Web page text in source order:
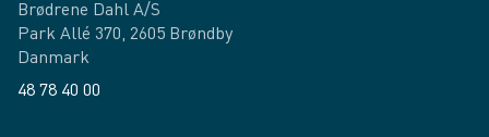
Brødrene Dahl A/S
Park Allé 370, 2605 Brøndby
Danmark
48 78 40 00